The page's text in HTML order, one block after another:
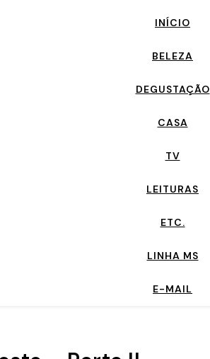
INÍCIO
BELEZA
DEGUSTAÇÃO
CASA
TV
LEITURAS
ETC.
LINHA MS
E-MAIL